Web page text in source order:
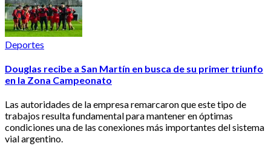
Deportes
Douglas recibe a San Martín en busca de su primer triunfo
en la Zona Campeonato
Las autoridades de la empresa remarcaron que este tipo de
trabajos resulta fundamental para mantener en óptimas
condiciones una de las conexiones más importantes del sistema
vial argentino.